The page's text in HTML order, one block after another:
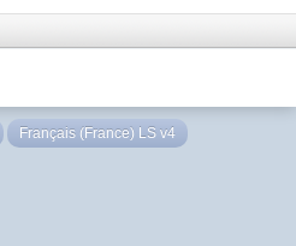
Français (France) LS v4